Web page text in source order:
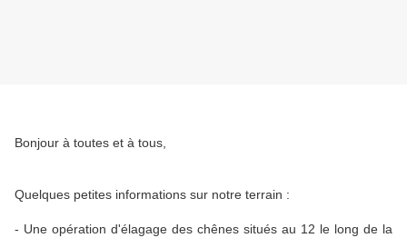
Bonjour à toutes et à tous,
Quelques petites informations sur notre terrain :
- Une opération d'élagage des chênes situés au 12 le long de la